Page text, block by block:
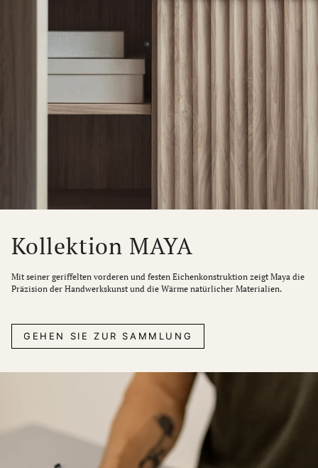
Kollektion MAYA
Mit seiner geriffelten vorderen und festen Eichenkonstruktion zeigt Maya die
Präzision der Handwerkskunst und die Wärme natürlicher Materialien.
GEHEN SIE ZUR SAMMLUNG